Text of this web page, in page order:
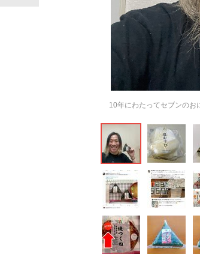
10年にわたってセブンの